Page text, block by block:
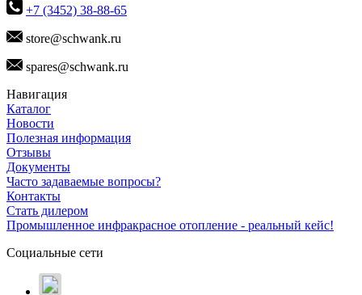
+7 (3452) 38-88-65
store@schwank.ru
spares@schwank.ru
Навигация
Каталог
Новости
Полезная информация
Отзывы
Документы
Часто задаваемые вопросы?
Контакты
Стать дилером
Промышленное инфракрасное отопление - реальный кейс!
Социальные сети